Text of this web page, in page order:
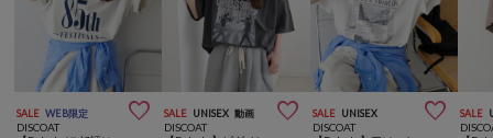
SALE WEB限定 
DISCOAT
SALE UNISEX 動画 
DISCOAT
SALE UNISEX 
DISCOAT
SALE